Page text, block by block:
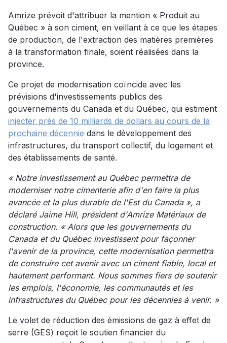
Amrize prévoit d'attribuer la mention « Produit au
Québec » à son ciment, en veillant à ce que les étapes
de production, de l'extraction des matières premières
à la transformation finale, soient réalisées dans la
province.
Ce projet de modernisation coïncide avec les
prévisions d'investissements publics des
gouvernements du Canada et du Québec, qui estiment
injecter près de 10 milliards de dollars au cours de la
prochaine décennie dans le développement des
infrastructures, du transport collectif, du logement et
des établissements de santé.
« Notre investissement au Québec permettra de
moderniser notre cimenterie afin d'en faire la plus
avancée et la plus durable de l'Est du Canada », a
déclaré Jaime Hill, président d'Amrize Matériaux de
construction. « Alors que les gouvernements du
Canada et du Québec investissent pour façonner
l'avenir de la province, cette modernisation permettra
de construire cet avenir avec un ciment fiable, local et
hautement performant. Nous sommes fiers de soutenir
les emplois, l'économie, les communautés et les
infrastructures du Québec pour les décennies à venir. »
Le volet de réduction des émissions de gaz à effet de
serre (GES) reçoit le soutien financier du